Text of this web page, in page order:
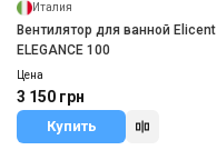
Италия
Вентилятор для ванной Elicent
ELEGANCE 100
Цена
3 150 грн
Купить